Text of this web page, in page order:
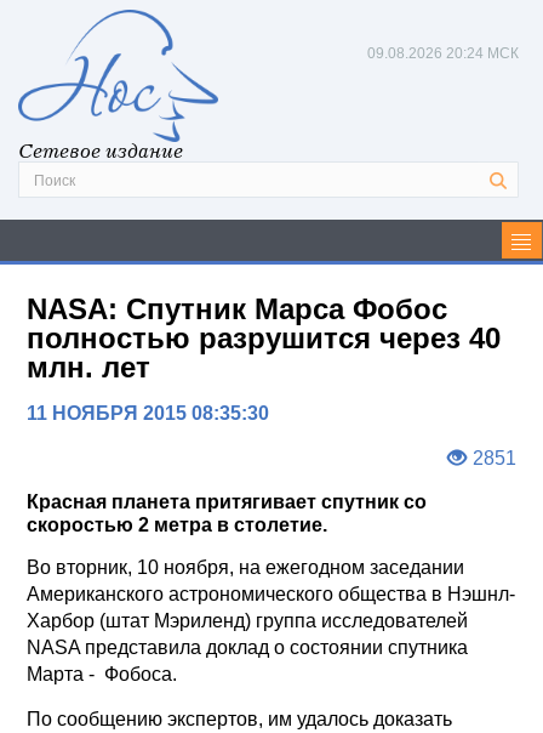
Сетевое издание
09.08.2026 20:24 МСК
NASA: Cпутник Марса Фобос
полностью разрушится через 40
млн. лет
11 НОЯБРЯ 2015 08:35:30
2851
Красная планета притягивает спутник со
скоростью 2 метра в столетие.
Во вторник, 10 ноября, на ежегодном заседании
Американского астрономического общества в Нэшнл-
Харбор (штат Мэриленд) группа исследователей
NASA представила доклад о состоянии спутника
Марта - Фобоса.
По сообщению экспертов, им удалось доказать